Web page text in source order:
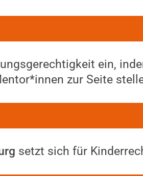
ein,
zur Seite
setzt sich für